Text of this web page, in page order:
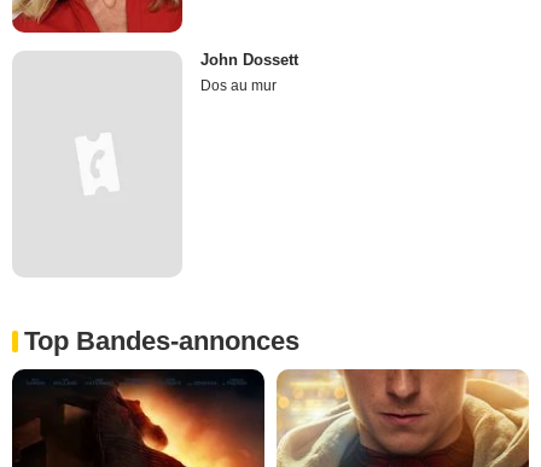
John Dossett
Dos au mur
Top Bandes-annonces